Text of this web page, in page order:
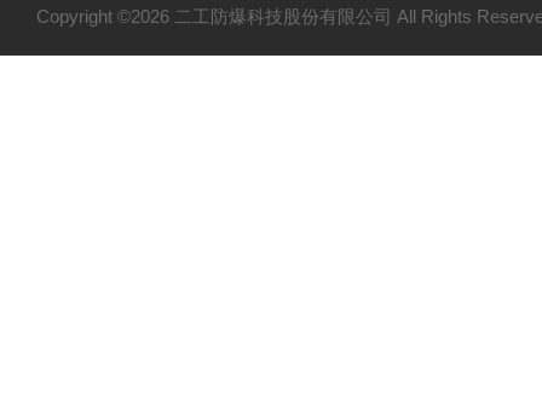
Copyright ©2026 二工防爆科技股份有限公司 All Rights